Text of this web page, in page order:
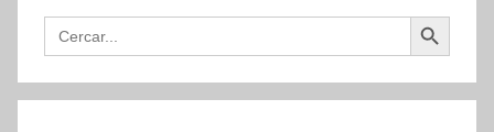
Search
for:
Search Button